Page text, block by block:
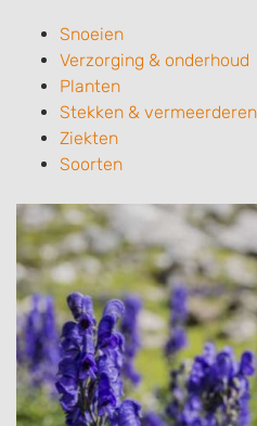
Snoeien
Verzorging & onderhoud
Planten
Stekken & vermeerderen
Ziekten
Soorten